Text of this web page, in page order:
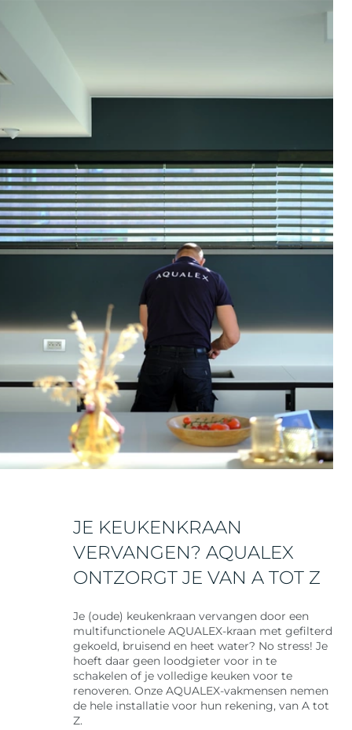
JE KEUKENKRAAN
VERVANGEN? AQUALEX
ONTZORGT JE VAN A TOT Z
Je (oude) keukenkraan vervangen door een
multifunctionele AQUALEX-kraan met gefilterd
gekoeld, bruisend en heet water? No stress! Je
hoeft daar geen loodgieter voor in te
schakelen of je volledige keuken voor te
renoveren. Onze AQUALEX-vakmensen nemen
de hele installatie voor hun rekening, van A tot
Z.